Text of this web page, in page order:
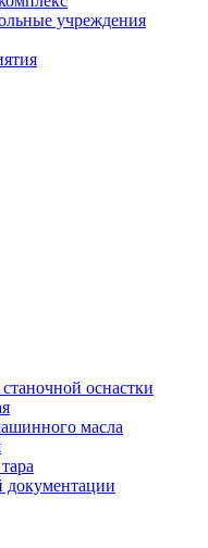
учреждения
оснастки
масла
документации